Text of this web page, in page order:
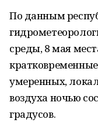
По данным
среды, 8 мая
умеренных,
воздуха ночью
градусов.